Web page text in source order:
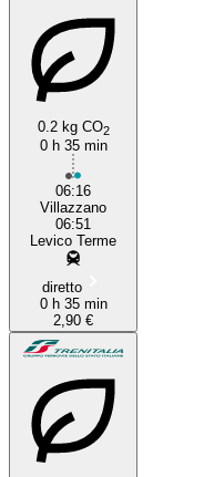
0.2 kg CO2
0 h 35 min
06:16
Villazzano
06:51
Levico Terme
diretto
0 h 35 min
2,90 €